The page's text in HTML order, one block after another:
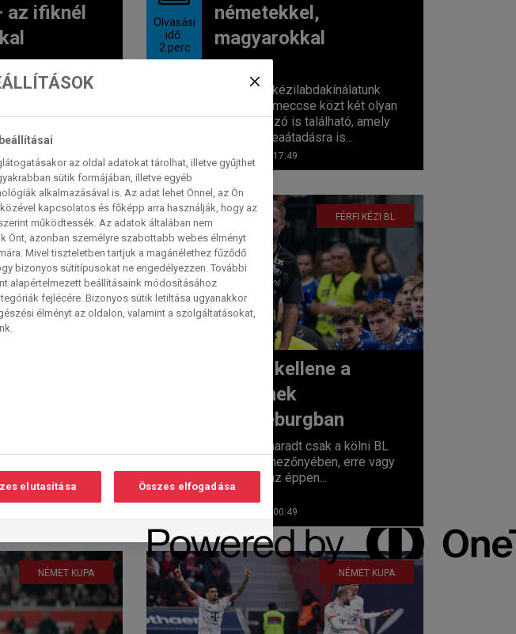
az ifiknél
virága ad
A felnütteknél
Olvasási
idő:
2 perc
németekkel,
magyarokkal
Vasárnapi kézilabdakínálatunk
három élő meccse közt két olyan
férfitalálkozó is található, amely
végén trófeaátadásra is...
2026. 05. 31. 17:49
FÉRFI EURÓPA-KUPA
–...
FÉRFI KÉZI BL
Csoda kellene a
kékeknek
Magdeburgban
Egy hely maradt csak a kölni BL
final four mezőnyében, erre vagy
ötödször az éppen...
2026. 05. 07. 00:49
NÉMET KUPA NÉMET KUPA
az oldal adatokat tárolhat, illetve gyűjthet
sütik formájában, illetve egyéb
alkalmazásával is. Az adat lehet Önnel, az Ön
kapcsolatos és főképp arra használják, hogy az
működtessék. Az adatok általában nem
Önt, azonban személyre szabottabb webes élményt
Mivel tiszteletben tartjuk a magánélethez fűződő
bizonyos sütitípusokat ne engedélyezzen. További
alapértelmezett beállításaink módosításához
fejlécére. Bizonyos sütik letiltása ugyanakkor
élményt az oldalon, valamint a szolgáltatásokat,
elutasítása Összes elfogadása